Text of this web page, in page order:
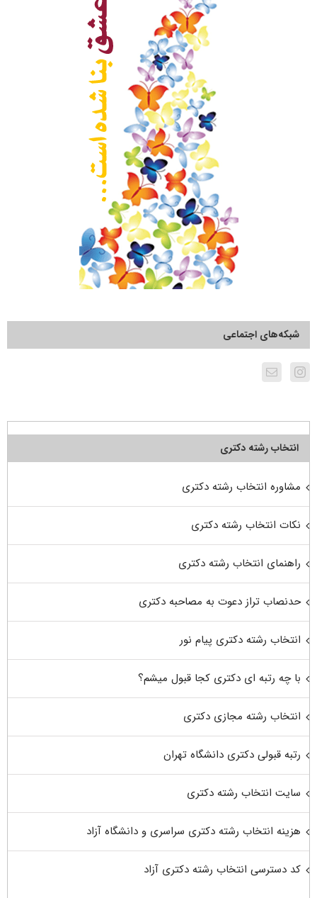
شبکه‌های اجتماعی
انتخاب رشته دکتری
مشاوره انتخاب رشته دکتری
نکات انتخاب رشته دکتری
راهنمای انتخاب رشته دکتری
حدنصاب تراز دعوت به مصاحبه دکتری
انتخاب رشته دکتری پیام نور
با چه رتبه ای دکتری کجا قبول میشم؟
انتخاب رشته مجازی دکتری
رتبه قبولی دکتری دانشگاه تهران
سایت انتخاب رشته دکتری
هزینه انتخاب رشته دکتری سراسری و دانشگاه آزاد
کد دسترسی انتخاب رشته دکتری آزاد